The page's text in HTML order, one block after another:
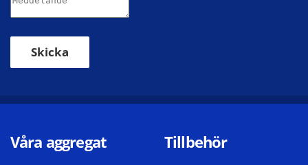
Skicka
Våra aggregat Tillbehör